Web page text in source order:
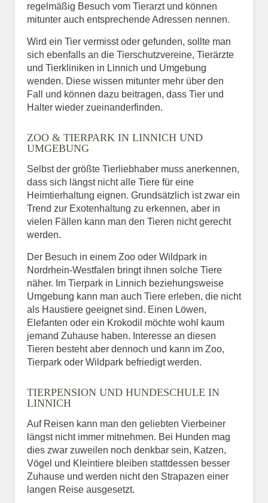
regelmäßig Besuch vom Tierarzt und können
mitunter auch entsprechende Adressen nennen.
Wird ein Tier vermisst oder gefunden, sollte man
sich ebenfalls an die Tierschutzvereine, Tierärzte
und Tierkliniken in Linnich und Umgebung
wenden. Diese wissen mitunter mehr über den
Fall und können dazu beitragen, dass Tier und
Halter wieder zueinanderfinden.
ZOO & TIERPARK IN LINNICH UND
UMGEBUNG
Selbst der größte Tierliebhaber muss anerkennen,
dass sich längst nicht alle Tiere für eine
Heimtierhaltung eignen. Grundsätzlich ist zwar ein
Trend zur Exotenhaltung zu erkennen, aber in
vielen Fällen kann man den Tieren nicht gerecht
werden.
Der Besuch in einem Zoo oder Wildpark in
Nordrhein-Westfalen bringt ihnen solche Tiere
näher. Im Tierpark in Linnich beziehungsweise
Umgebung kann man auch Tiere erleben, die nicht
als Haustiere geeignet sind. Einen Löwen,
Elefanten oder ein Krokodil möchte wohl kaum
jemand Zuhause haben. Interesse an diesen
Tieren besteht aber dennoch und kann im Zoo,
Tierpark oder Wildpark befriedigt werden.
TIERPENSION UND HUNDESCHULE IN
LINNICH
Auf Reisen kann man den geliebten Vierbeiner
längst nicht immer mitnehmen. Bei Hunden mag
dies zwar zuweilen noch denkbar sein, Katzen,
Vögel und Kleintiere bleiben stattdessen besser
Zuhause und werden nicht den Strapazen einer
langen Reise ausgesetzt.